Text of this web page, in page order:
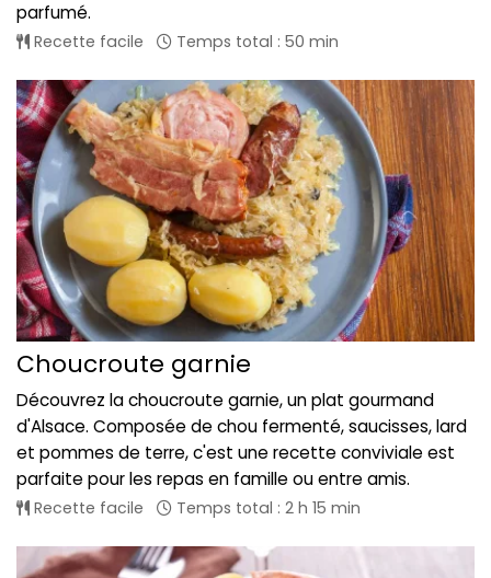
parfumé.
Recette facile Temps total : 50 min
Choucroute garnie
Découvrez la choucroute garnie, un plat gourmand
d'Alsace. Composée de chou fermenté, saucisses, lard
et pommes de terre, c'est une recette conviviale est
parfaite pour les repas en famille ou entre amis.
Recette facile Temps total : 2 h 15 min